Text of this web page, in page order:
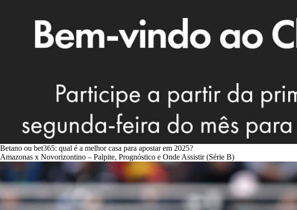
Betano ou bet365: qual é a melhor casa para apostar em 2025?
Amazonas x Novorizontino – Palpite, Prognóstico e Onde Assistir (Série B)